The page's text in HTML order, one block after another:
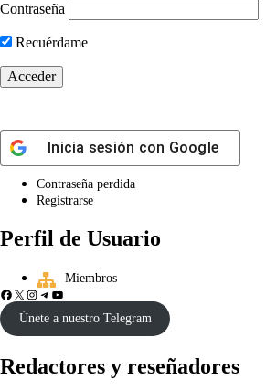
Contraseña
Recuérdame
Inicia sesión con Google
Contraseña perdida
Registrarse
Perfil de Usuario
Miembros
Únete a nuestro Telegram
Redactores y reseñadores